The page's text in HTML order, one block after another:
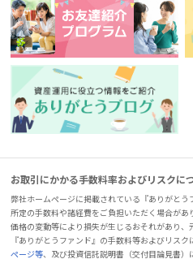
お取引にかかる手数料率およびリスクに
弊社ホームページに掲載されている『ありがとう
所定の手数料や諸経費をご負担いただく場合が
価格の変動等により損失が生じるおそれがあり、
『ありがとうファンド』の手数料等およびリス
ページ等、及び投資信託説明書（交付目論見書）